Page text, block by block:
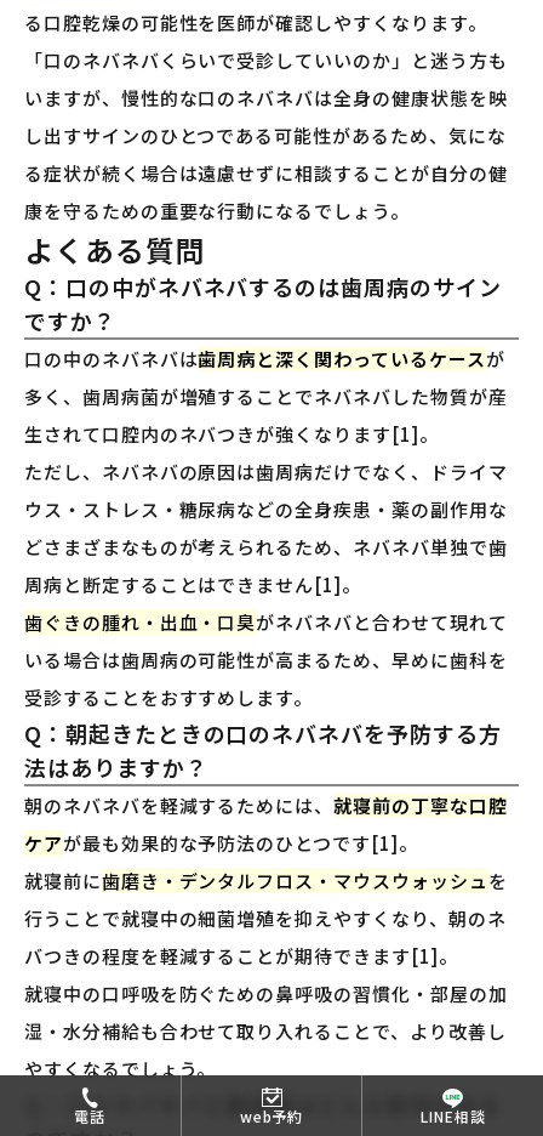
電話 web予約 LINE相談
る口腔乾燥の可能性を医師が確認しやすくなります。
「口のネバネバくらいで受診していいのか」と迷う方も
いますが、慢性的な口のネバネバは全身の健康状態を映
し出すサインのひとつである可能性があるため、気にな
る症状が続く場合は遠慮せずに相談することが自分の健
康を守るための重要な行動になるでしょう。
よくある質問
Q：口の中がネバネバするのは歯周病のサイン
ですか？
口の中のネバネバは歯周病と深く関わっているケースが
多く、歯周病菌が増殖することでネバネバした物質が産
生されて口腔内のネバつきが強くなります[1]。
ただし、ネバネバの原因は歯周病だけでなく、ドライマ
ウス・ストレス・糖尿病などの全身疾患・薬の副作用な
どさまざまなものが考えられるため、ネバネバ単独で歯
周病と断定することはできません[1]。
歯ぐきの腫れ・出血・口臭がネバネバと合わせて現れて
いる場合は歯周病の可能性が高まるため、早めに歯科を
受診することをおすすめします。
Q：朝起きたときの口のネバネバを予防する方
法はありますか？
朝のネバネバを軽減するためには、 就寝前の丁寧な口腔
ケアが最も効果的な予防法のひとつです[1]。
就寝前に歯磨き・デンタルフロス・マウスウォッシュを
行うことで就寝中の細菌増殖を抑えやすくなり、朝のネ
バつきの程度を軽減することが期待できます[1]。
就寝中の口呼吸を防ぐための鼻呼吸の習慣化・部屋の加
湿・水分補給も合わせて取り入れることで、より改善し
やすくなるでしょう。
Q：口のネバネバと糖尿病はどんな関係がある